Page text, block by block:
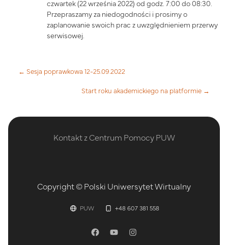
czwartek (22 września 2022) od godz. 7:00 do 08:30.
Przepraszamy za niedogodności i prosimy o
zaplanowanie swoich prac z uwzględnieniem przerwy
serwisowej.
← Sesja poprawkowa 12-25.09.2022
Start roku akademickiego na platformie →
Kontakt z Centrum Pomocy PUW
Copyright © Polski Uniwersytet Wirtualny
PUW +48 607 381 558